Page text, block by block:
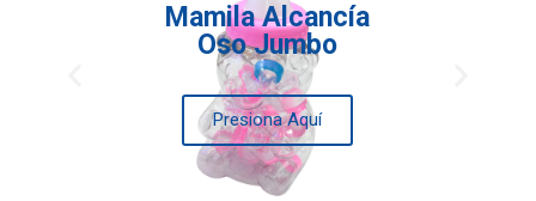
Mamila Alcancía
Oso Jumbo
Presiona Aquí